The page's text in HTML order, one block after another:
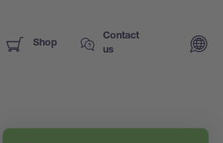
Shop
Contact
us